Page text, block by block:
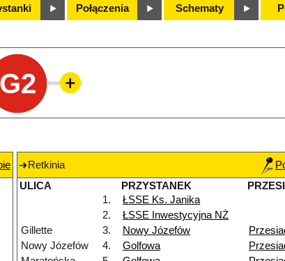
Połączenia Schematy
G2
Retkinia
ULICA
PRZYSTANEK
1.
ŁSSE Ks. Janika
2.
ŁSSE Inwestycyjna NŻ
Gillette
3. Nowy Józefów
Nowy Józefów
4. Golfowa